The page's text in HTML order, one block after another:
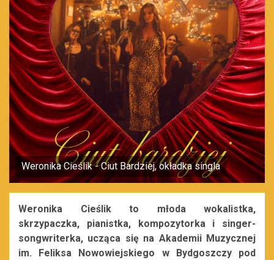
Weronika Cieślik - Ciut Bardziej, okładka singla
Weronika Cieślik to młoda wokalistka,
skrzypaczka, pianistka, kompozytorka i singer-
songwriterka, ucząca się na Akademii Muzycznej
im. Feliksa Nowowiejskiego w Bydgoszczy pod